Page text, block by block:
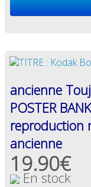
ancienne
POSTER
reproduction
ancienne
19.90€
En stock